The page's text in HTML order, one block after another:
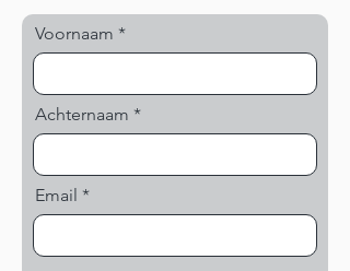
Voornaam
Achternaam
Email